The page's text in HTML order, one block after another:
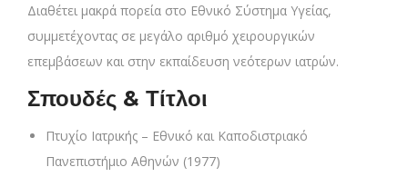
Διαθέτει μακρά πορεία στο Εθνικό Σύστημα Υγείας,
συμμετέχοντας σε μεγάλο αριθμό χειρουργικών
επεμβάσεων και στην εκπαίδευση νεότερων ιατρών.
Σπουδές & Τίτλοι
Πτυχίο Ιατρικής – Εθνικό και Καποδιστριακό
Πανεπιστήμιο Αθηνών (1977)